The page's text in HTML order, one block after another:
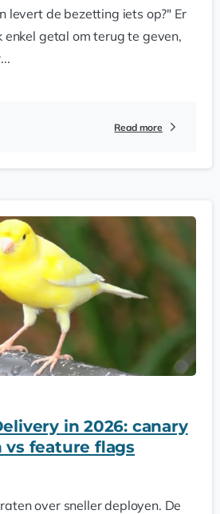
levert de bezetting iets op?" Er
getal om terug te geven,
Read more
in 2026: canary
vs feature flags
over sneller deployen. De